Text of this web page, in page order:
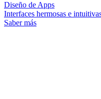
Diseño de Apps
Interfaces hermosas e
Saber más